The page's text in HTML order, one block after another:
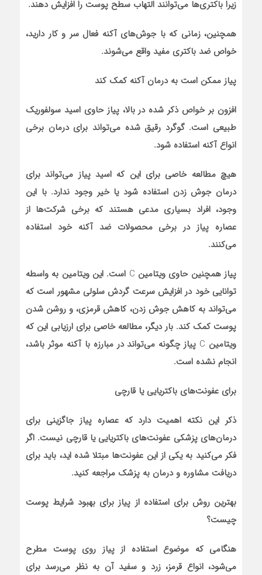
زیرا باکتری‌ها می‌توانند التهاب سطح پوست را افزایش دهند.
همچنین، زمانی که با جوش‌های آکنه فعال سر و کار دارید،
خواص ضد باکتری مفید واقع می‌شوند.
پیاز ممکن است به درمان آکنه کمک کند
افزون بر خواص ذکر شده در بالا، پیاز حاوی اسید سولفوریک
طبیعی است. گوگرد رقیق شده می‌تواند برای درمان برخی
انواع آکنه استفاده شود.
هیچ مطالعه خاصی برای این که اسید پیاز می‌تواند برای
درمان جوش زدن استفاده شود یا خیر وجود ندارد. با این
وجود، افراد بسیاری مدعی هستند که برخی شرکت‌ها از
عصاره پیاز در برخی محصولات ضد آکنه خود استفاده
می‌کنند.
پیاز همچنین حاوی ویتامین C است. این ویتامین به واسطه
توانایی خود در افزایش سرعت گردش سلولی مشهور است که
می‌تواند به کاهش جوش زدن، کاهش قرمزی، و روشن شدن
پوست کمک کند. بار دیگر، مطالعه خاصی برای ارزیابی این که
ویتامین C پیاز چگونه می‌تواند در مبارزه با آکنه موثر باشد،
انجام نشده است.
برای عفونت‌های باکتریایی یا قارچی
ذکر این نکته اهمیت دارد که عصاره پیاز جاگزینی برای
درمان‌های پزشکی عفونت‌های باکتریایی یا قارچی نیست. اگر
فکر می‌کنید به یکی از این عفونت‌ها مبتلا شده اید، باید برای
دریافت مشاوره و درمان به پزشک مراجعه کنید.
بهترین روش برای استفاده از پیاز برای بهبود شرایط پوست
چیست؟
هنگامی که موضوع استفاده از پیاز روی پوست مطرح
می‌شود، انواع قرمز، زرد و سفید آن به نظر می‌رسد برای